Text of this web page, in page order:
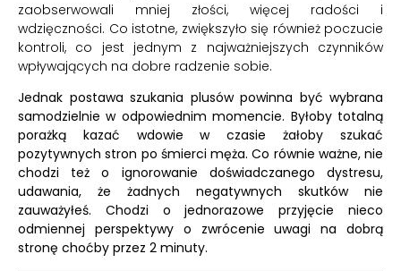
zaobserwowali mniej złości, więcej radości i
wdzięczności. Co istotne, zwiększyło się również poczucie
kontroli, co jest jednym z najważniejszych czynników
wpływających na dobre radzenie sobie.
Jednak postawa szukania plusów powinna być wybrana
samodzielnie w odpowiednim momencie. Byłoby totalną
porażką kazać wdowie w czasie żałoby szukać
pozytywnych stron po śmierci męża. Co równie ważne, nie
chodzi też o ignorowanie doświadczanego dystresu,
udawania, że żadnych negatywnych skutków nie
zauważyłeś. Chodzi o jednorazowe przyjęcie nieco
odmiennej perspektywy o zwrócenie uwagi na dobrą
stronę choćby przez 2 minuty.